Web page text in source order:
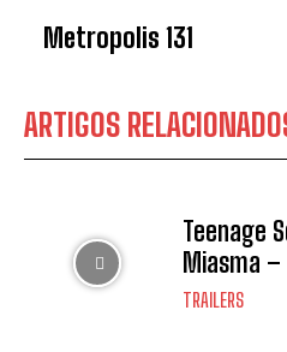
Metropolis 131
ARTIGOS
Teenage
Miasma
TRAILERS